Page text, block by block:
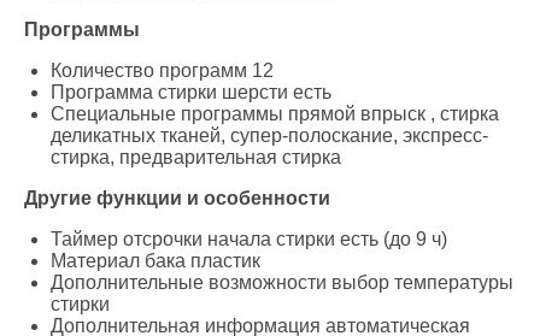
Программы
Количество программ 12
Программа стирки шерсти есть
Специальные программы прямой впрыск , стирка
деликатных тканей, супер-полоскание, экспресс-
стирка, предварительная стирка
Другие функции и особенности
Таймер отсрочки начала стирки есть (до 9 ч)
Материал бака пластик
Дополнительные возможности выбор температуры
стирки
Дополнительная информация автоматическая